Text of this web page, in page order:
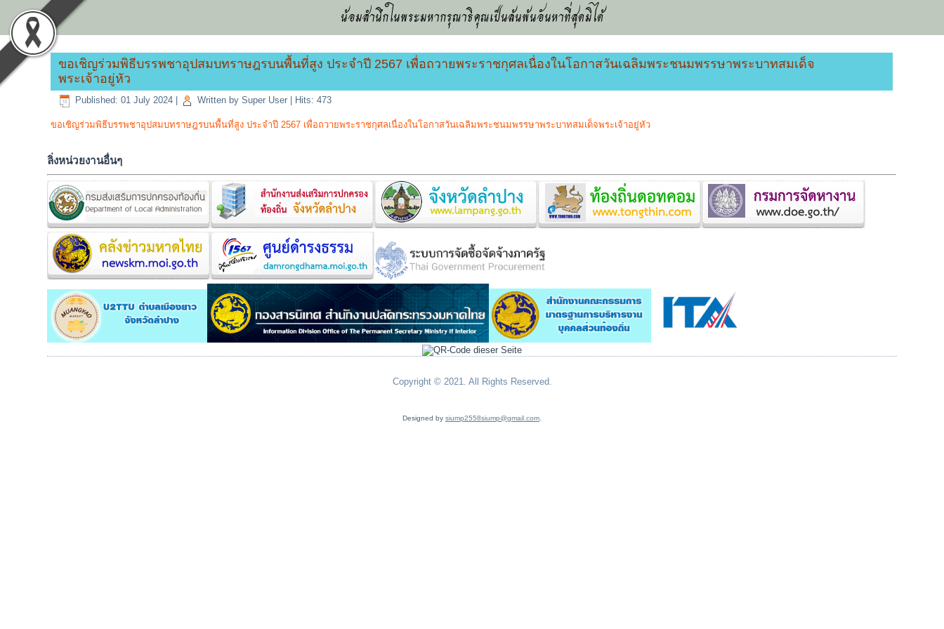
น้อมสำนึกในพระมหากรุณาธิคุณเป็นล้นพ้นอันหาที่สุดมิได้
ขอเชิญร่วมพิธีบรรพชาอุปสมบทราษฎรบนพื้นที่สูง ประจำปี 2567 เพื่อถวายพระราชกุศลเนื่องในโอกาสวันเฉลิมพระชนมพรรษาพระบาทสมเด็จ
พระเจ้าอยู่หัว
Published: 01 July 2024 Written by Super User Hits: 473
ขอเชิญร่วมพิธีบรรพชาอุปสมบทราษฎรบนพื้นที่สูง ประจำปี 2567 เพื่อถวายพระราชกุศลเนื่องในโอกาสวันเฉลิมพระชนมพรรษาพระบาทสมเด็จพระเจ้าอยู่หัว
ลิ่งหน่วยงานอื่นๆ
Copyright © 2021. All Rights Reserved.
Designed by siump2558siump@gmail.com